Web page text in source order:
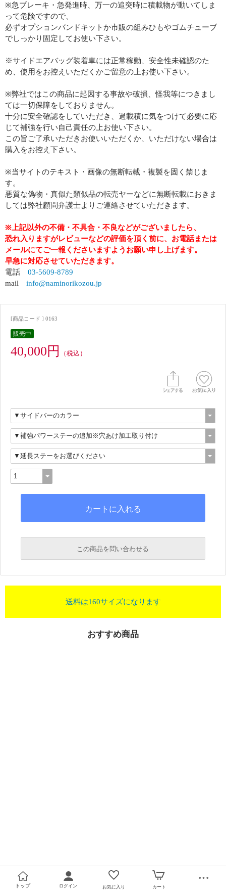
※急ブレーキ・急発進時、万一の追突時に積載物が動いてしま
って危険ですので、
必ずオプションバンドキットか市販の組みひもやゴムチューブ
でしっかり固定してお使い下さい。
※サイドエアバッグ装着車には正常稼動、安全性未確認のた
め、使用をお控えいただくかご留意の上お使い下さい。
※弊社ではこの商品に起因する事故や破損、怪我等につきまし
ては一切保障をしておりません。
十分に安全確認をしていただき、過載積に気をつけて必要に応
じて補強を行い自己責任の上お使い下さい。
この旨ご了承いただきお使いいただくか、いただけない場合は
購入をお控え下さい。
※当サイトのテキスト・画像の無断転載・複製を固く禁じま
す。
悪質な偽物・真似た類似品の転売ヤーなどに無断転載におきま
しては弊社顧問弁護士よりご連絡させていただきます。
※上記以外の不備・不具合・不良などがございましたら、
恐れ入りますがレビューなどの評価を頂く前に、お電話または
メールにてご一報くださいますようお願い申し上げます。
早急に対応させていただきます。
電話 03-5609-8789
mail info@naminorikozou.jp
[商品コード ] 0163
販売中
40,000円 （税込）
この商品を問い合わせる
送料は160サイズになります
おすすめ商品
トップ ログイン お気に入り カート